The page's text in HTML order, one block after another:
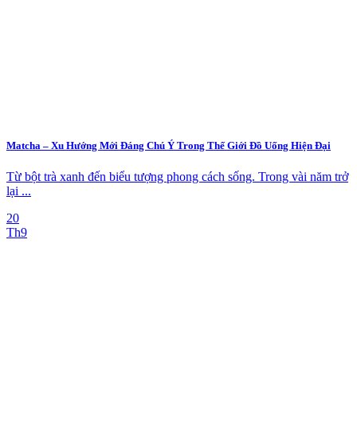
Matcha – Xu Hướng Mới Đáng Chú Ý Trong Thế Giới Đồ Uống Hiện Đại
Từ bột trà xanh đến biểu tượng phong cách sống. Trong vài năm trở
lại ...
20
Th9